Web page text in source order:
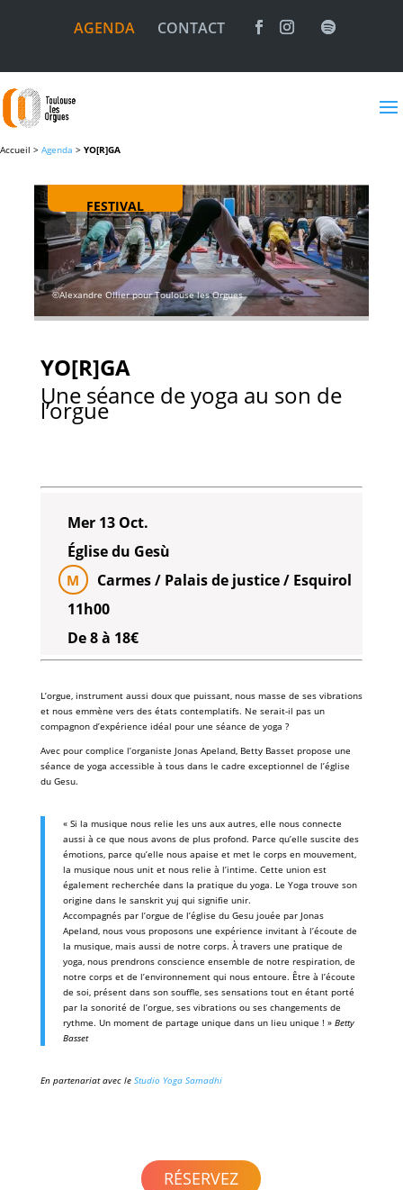
AGENDA CONTACT
Accueil > Agenda > YO[R]GA
FESTIVAL
©Alexandre Ollier pour Toulouse les Orgues
YO[R]GA
Une séance de yoga au son de
l’orgue
Mer 13 Oct.
Église du Gesù
M
Carmes / Palais de justice / Esquirol
11h00
De 8 à 18€
L’orgue , instrument aussi doux que puissant, nous masse de ses vibrations
et nous emmène vers des états contemplatifs. Ne serait-il pas un
compagnon d’expérience idéal pour une séance de yoga ?
Avec pour complice l’organiste Jonas Apeland, Betty Bassetpropose une
séance de yoga accessible à tous dans le cadre exceptionnel de l’église
du Gesu.
« Si la musique nous relie les uns aux autres, elle nous connecte
aussi à ce que nous avons de plus profond. Parce qu’elle suscite des
émotions, parce qu’elle nous apaise et met le corps en mouvement,
la musique nous unit et nous relie à l’intime. Cette union est
également recherchée dans la pratique du yoga. Le Yoga trouve son
origine dans le sanskrit yuj qui signifie unir.
Accompagnés par l’orgue de l’église du Gesujouée par Jonas
Apeland, nous vous proposons une expérience invitant à l’écoute de
la musique, mais aussi de notre corps. À travers une pratique de
yoga, nous prendrons conscience ensemble de notre respiration, de
notre corps et de l’environnement qui nous entoure. Être à l’écoute
de soi, présent dans son souffle, ses sensations tout en étant porté
par la sonorité de l’orgue, ses vibrations ou ses changements de
rythme. Un moment de partage unique dans un lieu unique ! » Betty
Basset
En partenariat avec le Studio Yoga Samadhi
RÉSERVEZ